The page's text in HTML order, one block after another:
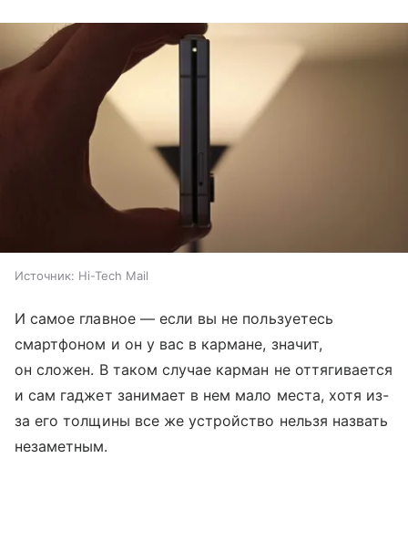
Источник: Hi-Tech Mail
И самое главное — если вы не пользуетесь
смартфоном и он у вас в кармане, значит,
он сложен. В таком случае карман не оттягивается
и сам гаджет занимает в нем мало места, хотя из-
за его толщины все же устройство нельзя назвать
незаметным.